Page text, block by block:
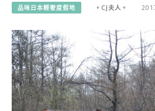
品味日本輕奢度假地 。CJ夫人。